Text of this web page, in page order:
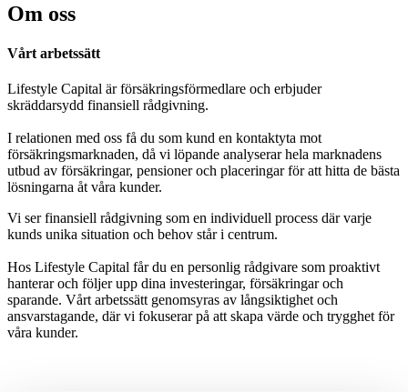
Om oss
Vårt arbetssätt
Lifestyle Capital är försäkringsförmedlare och erbjuder
skräddarsydd finansiell rådgivning.
I relationen med oss få du som kund en kontaktyta mot
försäkringsmarknaden, då vi löpande analyserar hela marknadens
utbud av försäkringar, pensioner och placeringar för att hitta de bästa
lösningarna åt våra kunder.
Vi ser finansiell rådgivning som en individuell process där varje
kunds unika situation och behov står i centrum.
Hos Lifestyle Capital får du en personlig rådgivare som proaktivt
hanterar och följer upp dina investeringar, försäkringar och
sparande. Vårt arbetssätt genomsyras av långsiktighet och
ansvarstagande, där vi fokuserar på att skapa värde och trygghet för
våra kunder.